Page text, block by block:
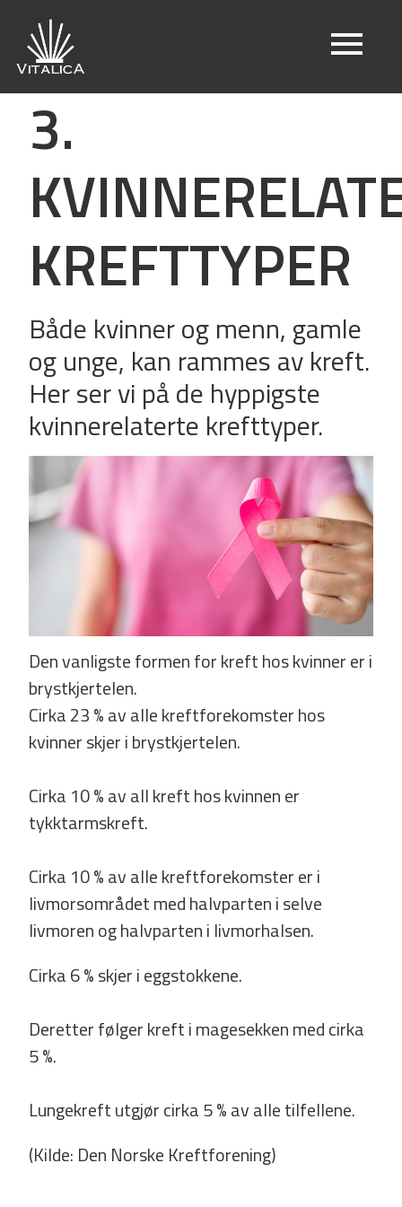
3.
KREFTTYPER
Både kvinner og menn, gamle
og unge, kan rammes av kreft.
Her ser vi på de hyppigste
kvinnerelaterte krefttyper.
Den vanligste formen for kreft hos kvinner er i
brystkjertelen.
Cirka 23 % av alle kreftforekomster hos
kvinner skjer i brystkjertelen.
Cirka 10 % av all kreft hos kvinnen er
tykktarmskreft.
Cirka 10 % av alle kreftforekomster er i
livmorsområdet med halvparten i selve
livmoren og halvparten i livmorhalsen.
Cirka 6 % skjer i eggstokkene.
Deretter følger kreft i magesekken med cirka
5 %.
Lungekreft utgjør cirka 5 % av alle tilfellene.
(Kilde: Den Norske Kreftforening)